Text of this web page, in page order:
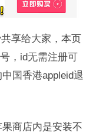
享给大家，本页
，id无需注册可
国香港appleid退
商店内是安装不